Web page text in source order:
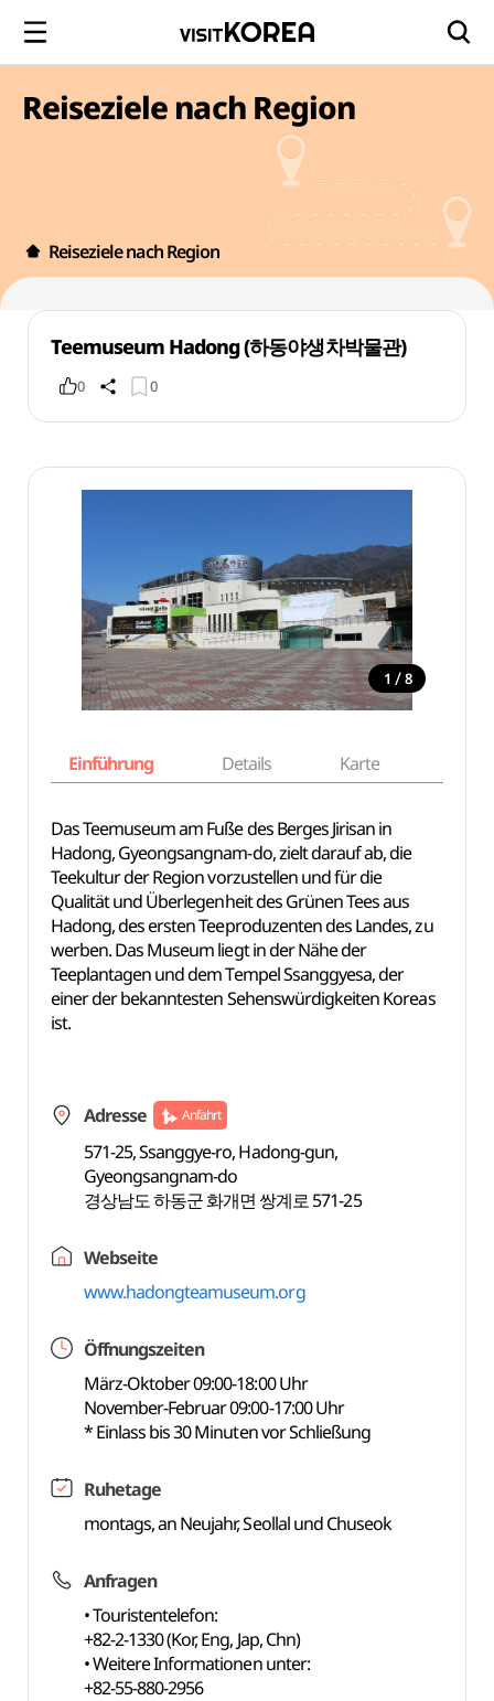
Reiseziele nach Region
Reiseziele nach Region
Teemuseum Hadong (하동야생차박물관)
0 0
1 / 8
Einführung Details Karte
Das Teemuseum am Fuße des Berges Jirisan in
Hadong, Gyeongsangnam-do, zielt darauf ab, die
Teekultur der Region vorzustellen und für die
Qualität und Überlegenheit des Grünen Tees aus
Hadong, des ersten Teeproduzenten des Landes, zu
werben. Das Museum liegt in der Nähe der
Teeplantagen und dem Tempel Ssanggyesa, der
einer der bekanntesten Sehenswürdigkeiten Koreas
ist.
Adresse Anfahrt
571-25, Ssanggye-ro, Hadong-gun,
Gyeongsangnam-do
경상남도 하동군 화개면 쌍계로 571-25
Webseite
www.hadongteamuseum.org
Öffnungszeiten
März-Oktober 09:00-18:00 Uhr
November-Februar 09:00-17:00 Uhr
* Einlass bis 30 Minuten vor Schließung
Ruhetage
montags, an Neujahr, Seollal und Chuseok
Anfragen
• Touristentelefon:
+82-2-1330 (Kor, Eng, Jap, Chn)
• Weitere Informationen unter:
+82-55-880-2956